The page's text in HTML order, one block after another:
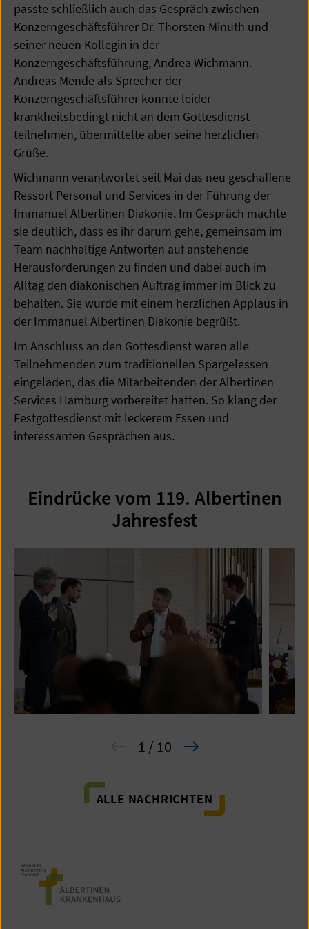
passte schließlich auch das Gespräch zwischen
Konzerngeschäftsführer Dr. Thorsten Minuth und
seiner neuen Kollegin in der
Konzerngeschäftsführung, Andrea Wichmann.
Andreas Mende als Sprecher der
Konzerngeschäftsführer konnte leider
krankheitsbedingt nicht an dem Gottesdienst
teilnehmen, übermittelte aber seine herzlichen
Grüße.
Wichmann verantwortet seit Mai das neu geschaffene
Ressort Personal und Services in der Führung der
Immanuel Albertinen Diakonie. Im Gespräch machte
sie deutlich, dass es ihr darum gehe, gemeinsam im
Team nachhaltige Antworten auf anstehende
Herausforderungen zu finden und dabei auch im
Alltag den diakonischen Auftrag immer im Blick zu
behalten. Sie wurde mit einem herzlichen Applaus in
der Immanuel Albertinen Diakonie begrüßt.
Im Anschluss an den Gottesdienst waren alle
Teilnehmenden zum traditionellen Spargelessen
eingeladen, das die Mitarbeitenden der Albertinen
Services Hamburg vorbereitet hatten. So klang der
Festgottesdienst mit leckerem Essen und
interessanten Gesprächen aus.
Eindrücke vom 119. Albertinen
Jahresfest
1 / 10
ALLE NACHRICHTEN